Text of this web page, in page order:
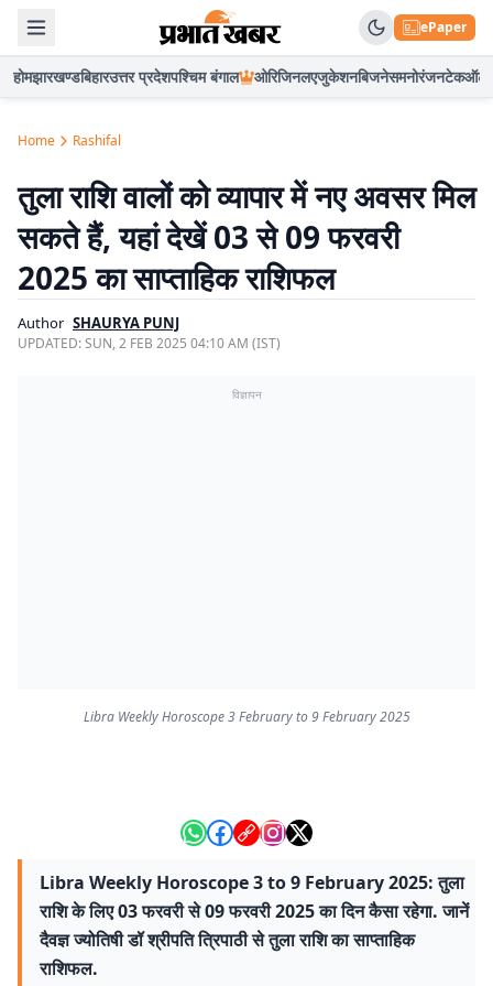
ePaper
होमझारखण्डबिहारउत्तर प्रदेशपश्चिम बंगाल ओरिजिनलएजुकेशनबिजनेसमनोरंजनटेकऑटो
Home Rashifal
तुला राशि वालों को व्यापार में नए अवसर मिल
सकते हैं, यहां देखें 03 से 09 फरवरी
2025 का साप्ताहिक राशिफल
Author SHAURYA PUNJ
UPDATED:SUN, 2 FEB 2025 04:10 AM (IST)
विज्ञापन
Libra Weekly Horoscope 3 February to 9 February 2025
Libra Weekly Horoscope 3 to 9 February 2025: तुला
राशि के लिए 03 फरवरी से 09 फरवरी 2025 का दिन कैसा रहेगा. जानें
दैवज्ञ ज्‍योतिषी डॉ श्रीपति त्रिपाठी से तुला राशि का साप्ताहिक
राशिफल.